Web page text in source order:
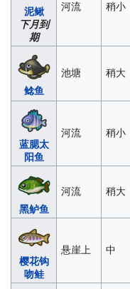
泥鳅
下月到
期
河流 稍小
鲶鱼
池塘 稍大
蓝腮太
阳鱼
河流 稍小
黑鲈鱼
河流 稍大
樱花钩
吻鲑
悬崖上 中